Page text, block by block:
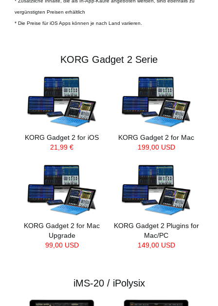
vergünstigten Preisen erhältlich
* Die Preise für iOS Apps können je nach Land variieren.
KORG Gadget 2 Serie
KORG Gadget 2 for iOS
21,99 €
KORG Gadget 2 for Mac
199,00 USD
KORG Gadget 2 for Mac
Upgrade
99,00 USD
KORG Gadget 2 Plugins for
Mac/PC
149,00 USD
iMS-20 / iPolysix